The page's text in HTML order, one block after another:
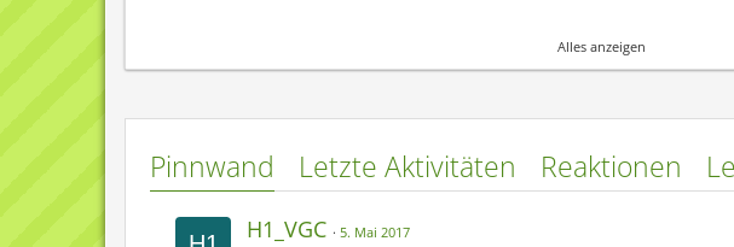
Alles anzeigen
Pinnwand Letzte Aktivitäten Reaktionen
H1_VGC 5. Mai 2017